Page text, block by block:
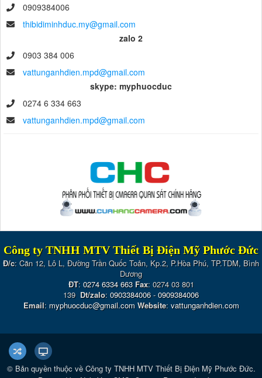
0909384006
thibidiminhduc.my@gmail.com
zalo 2
0903 384 006
vattunganhdien.mpd@gmail.com
skype: myphuocduc
0274 6 334 663
vattunganhdien.mpd@gmail.com
Công ty TNHH MTV Thiết Bị Điện Mỹ Phước Đức
Đ/c: Căn 12, Lô L, Đường Trần Quốc Toản, Kp.2, P.Hòa Phú, TP.TDM, Bình
Dương
ĐT: 0274 6334 663 Fax: 0274 03 801
139 Dt/zalo: 0903384006-0909384006
Email: myphuocduc@gmail.com Website: vattunganhdien.com
© Bản quyền thuộc về Công ty TNHH MTV Thiết Bị Điện Mỹ Phước Đức.